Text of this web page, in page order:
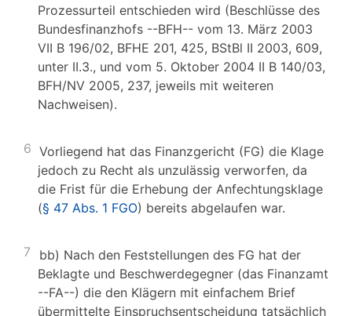
Prozessurteil entschieden wird (Beschlüsse des
Bundesfinanzhofs --BFH-- vom 13. März 2003
VII B 196/02, BFHE 201, 425, BStBl II 2003, 609,
unter II.3., und vom 5. Oktober 2004 II B 140/03,
BFH/NV 2005, 237, jeweils mit weiteren
Nachweisen).
6 Vorliegend hat das Finanzgericht (FG) die Klage
jedoch zu Recht als unzulässig verworfen, da
die Frist für die Erhebung der Anfechtungsklage
(§ 47 Abs. 1 FGO) bereits abgelaufen war.
7
bb) Nach den Feststellungen des FG hat der
Beklagte und Beschwerdegegner (das Finanzamt
--FA--) die den Klägern mit einfachem Brief
übermittelte Einspruchsentscheidung tatsächlich